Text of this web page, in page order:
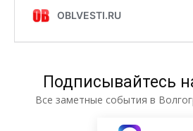
Подписывайтесь
Все заметные события в